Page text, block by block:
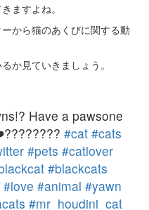
ますよね。
から猫のあくびに関する動
か見ていきましょう。
Have a pawsone
#cat #cats
#pets #catlover
#blackcats
#love #animal #yawn
#mr_houdini_cat